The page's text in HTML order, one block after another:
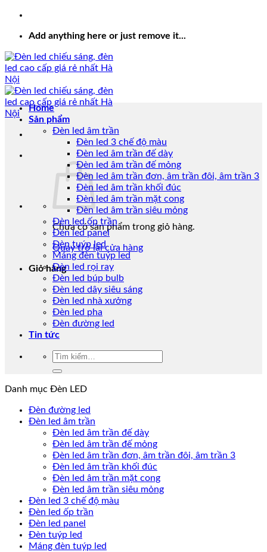
Add anything here or just remove it...
Chưa có sản phẩm trong giỏ hàng.
Quay trở lại cửa hàng
Giỏ hàng
Home
Sản phẩm
Đèn led âm trần
Đèn led 3 chế độ màu
Đèn led âm trần đế dày
Đèn led âm trần đế mỏng
Đèn led âm trần đơn, âm trần đôi, âm trần 3
Đèn led âm trần khối đúc
Đèn led âm trần mặt cong
Đèn led âm trần siêu mỏng
Đèn led ốp trần
Đèn led panel
Đèn tuýp led
Máng đèn tuýp led
Đèn led rọi ray
Đèn led búp bulb
Đèn led dây siêu sáng
Đèn led nhà xưởng
Đèn led pha
Đèn đường led
Tin tức
Tìm
Danh mục Đèn LED
Đèn đường led
Đèn led âm trần
Đèn led âm trần đế dày
Đèn led âm trần đế mỏng
Đèn led âm trần đơn, âm trần đôi, âm trần 3
Đèn led âm trần khối đúc
Đèn led âm trần mặt cong
Đèn led âm trần siêu mỏng
Đèn led 3 chế độ màu
Đèn led ốp trần
Đèn led panel
Đèn tuýp led
Máng đèn tuýp led